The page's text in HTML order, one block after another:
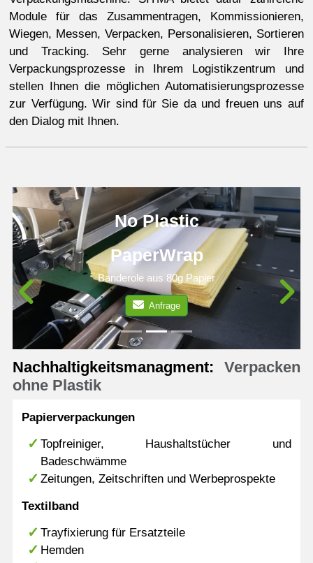
Module für das Zusammentragen, Kommissionieren,
Wiegen, Messen, Verpacken, Personalisieren, Sortieren
und Tracking. Sehr gerne analysieren wir Ihre
Verpackungsprozesse in Ihrem Logistikzentrum und
stellen Ihnen die möglichen Automatisierungsprozesse
zur Verfügung. Wir sind für Sie da und freuen uns auf
den Dialog mit Ihnen.
No Plastic
PaperWrap
Banderole aus 80g Papier
Anfrage
Previous
Nachhaltigkeitsmanagment: Verpacken
ohne Plastik
Papierverpackungen
Topfreiniger, Haushaltstücher und
Badeschwämme
Zeitungen, Zeitschriften und Werbeprospekte
Textilband
Trayfixierung für Ersatzteile
Hemden